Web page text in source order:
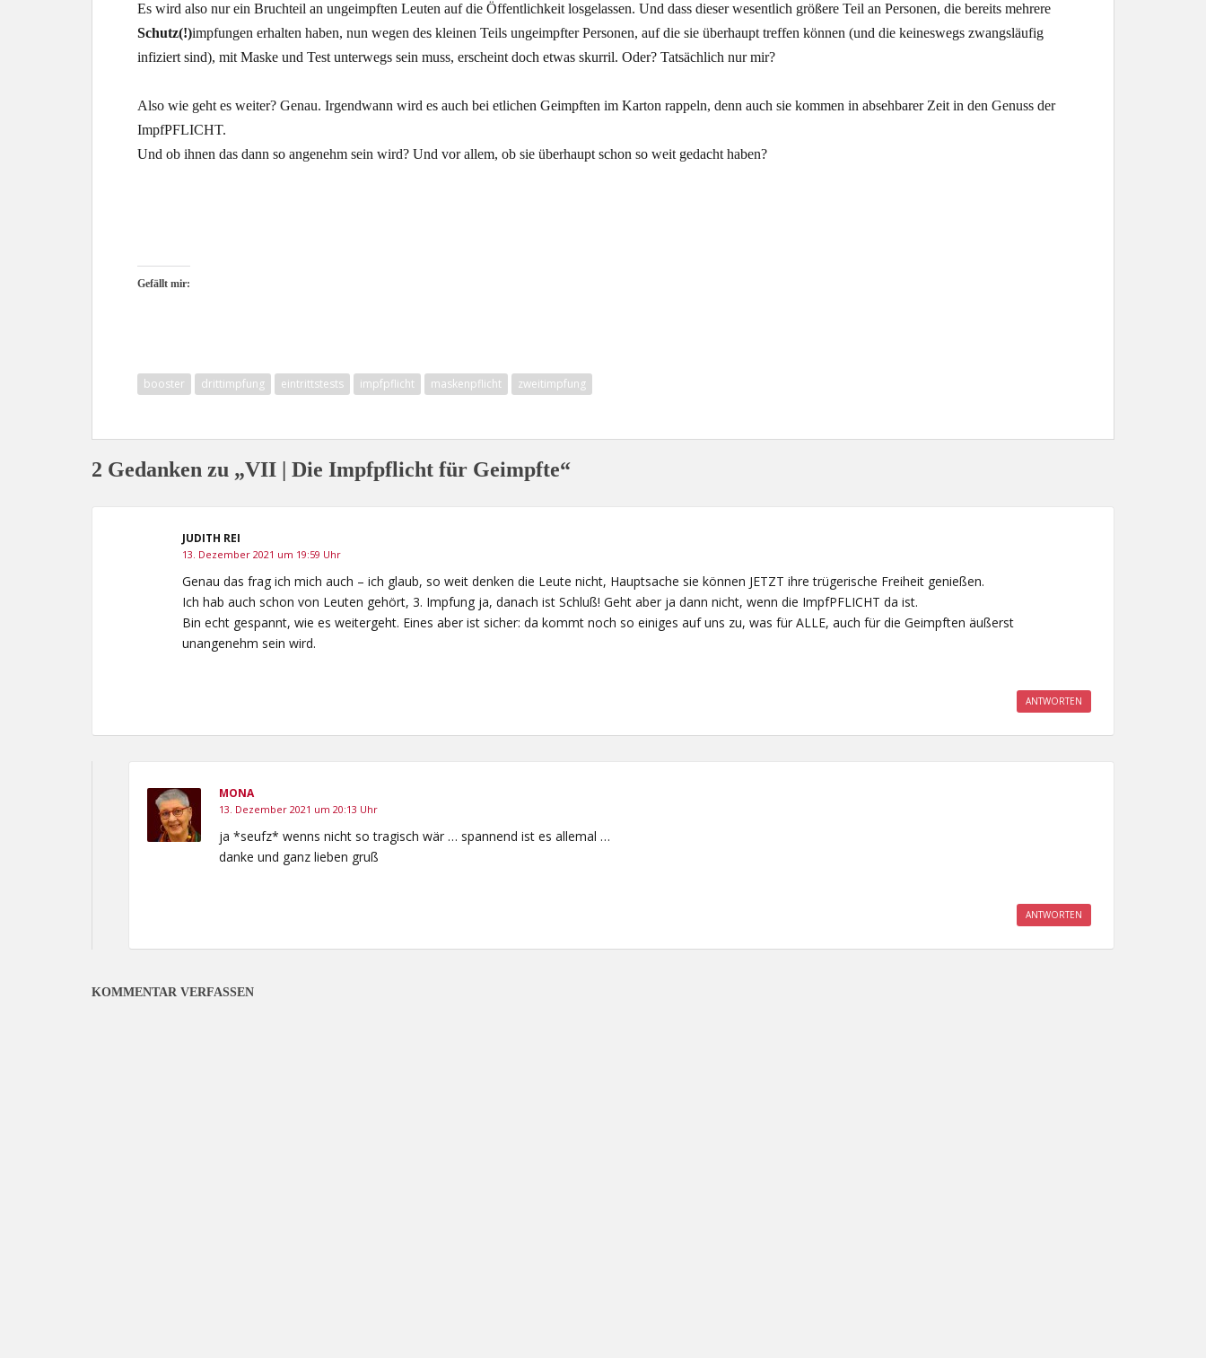
Es wird also nur ein Bruchteil an ungeimpften Leuten auf die Öffentlichkeit losgelassen. Und dass dieser wesentlich größere Teil an Personen, die bereits mehrere
Schutz(!)impfungen erhalten haben, nun wegen des kleinen Teils ungeimpfter Personen, auf die sie überhaupt treffen können (und die keineswegs zwangsläufig
infiziert sind), mit Maske und Test unterwegs sein muss, erscheint doch etwas skurril. Oder? Tatsächlich nur mir?
Also wie geht es weiter? Genau. Irgendwann wird es auch bei etlichen Geimpften im Karton rappeln, denn auch sie kommen in absehbarer Zeit in den Genuss der
ImpfPFLICHT.
Und ob ihnen das dann so angenehm sein wird? Und vor allem, ob sie überhaupt schon so weit gedacht haben?
Gefällt mir:
booster drittimpfung eintrittstests impfpflicht maskenpflicht zweitimpfung
2 Gedanken zu „VII | Die Impfpflicht für Geimpfte“
JUDITH REI
13. Dezember 2021 um 19:59 Uhr
Genau das frag ich mich auch – ich glaub, so weit denken die Leute nicht, Hauptsache sie können JETZT ihre trügerische Freiheit genießen.
Ich hab auch schon von Leuten gehört, 3. Impfung ja, danach ist Schluß! Geht aber ja dann nicht, wenn die ImpfPFLICHT da ist.
Bin echt gespannt, wie es weitergeht. Eines aber ist sicher: da kommt noch so einiges auf uns zu, was für ALLE, auch für die Geimpften äußerst
unangenehm sein wird.
ANTWORTEN
MONA
13. Dezember 2021 um 20:13 Uhr
ja *seufz* wenns nicht so tragisch wär … spannend ist es allemal …
danke und ganz lieben gruß
ANTWORTEN
KOMMENTAR VERFASSEN